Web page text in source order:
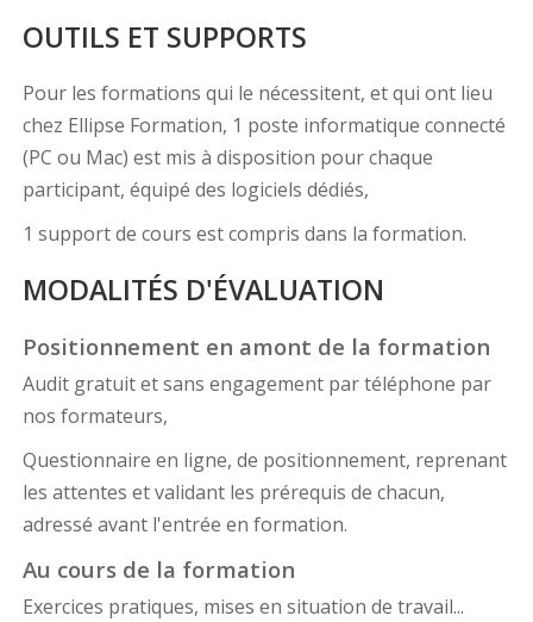
OUTILS ET SUPPORTS
Pour les formations qui le nécessitent, et qui ont lieu
chez Ellipse Formation, 1 poste informatique connecté
(PC ou Mac) est mis à disposition pour chaque
participant, équipé des logiciels dédiés,
1 support de cours est compris dans la formation.
MODALITÉS D'ÉVALUATION
Positionnement en amont de la formation
Audit gratuit et sans engagement par téléphone par
nos formateurs,
Questionnaire en ligne, de positionnement, reprenant
les attentes et validant les prérequis de chacun,
adressé avant l'entrée en formation.
Au cours de la formation
Exercices pratiques, mises en situation de travail...